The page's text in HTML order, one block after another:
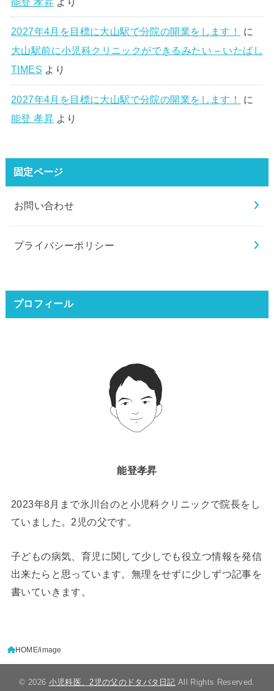
2027年4月を目標に大山駅で分院の開業をします！
に
大山駅前に小児科クリニックができるみたい – いたばし
TIMES より
2027年4月を目標に大山駅で分院の開業をします！
に
能登 孝昇より
固定ページ
お問い合わせ
プライバシーポリシー
プロフィール
能登孝昇
2023年8月まで氷川台のと小児科クリニックで院長をし
ていました。2児の父です。
子どもの病気、育児に関して少しでも役立つ情報を発信
出来たらと思っています。無理をせずに少しずつ記事を
書いていきます。
HOME image
© 2026 小児科医、2児の父のドタバタ日記 All Rights Reserved.